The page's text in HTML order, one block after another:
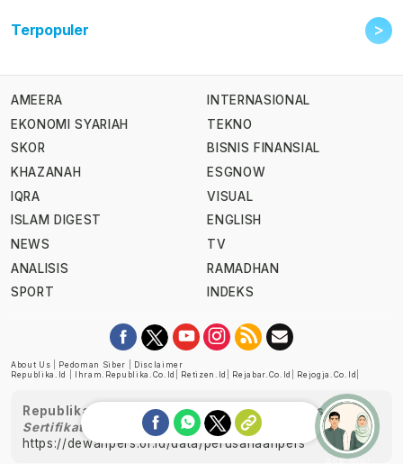
Terpopuler >
AMEERA
EKONOMI SYARIAH
SKOR
KHAZANAH
IQRA
ISLAM DIGEST
NEWS
ANALISIS
SPORT
INTERNASIONAL
TEKNO
BISNIS FINANSIAL
ESGNOW
VISUAL
ENGLISH
TV
RAMADHAN
INDEKS
About Us Pedoman Siber
Disclaimer
Republika.id
Ihram.republika.co.id Retizen.id Rejabar.co.id Rejogja.co.id
Republika telah diverifikasi oleh Dewan Pers
Sertifikat Nomor 1058/DP-Verifikasi/K/XII/2022
https://dewanpers.or.id/data/perusahaanpers